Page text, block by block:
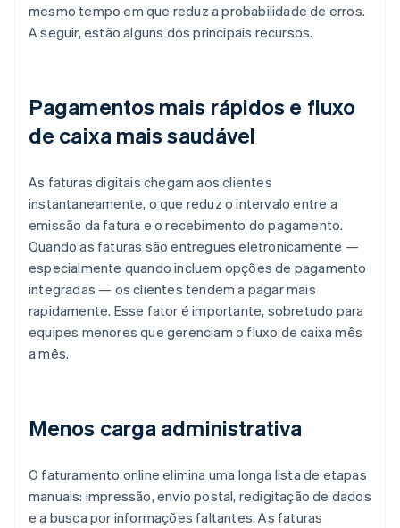
mesmo tempo em que reduz a probabilidade de erros.
A seguir, estão alguns dos principais recursos.
Pagamentos mais rápidos e fluxo
de caixa mais saudável
As faturas digitais chegam aos clientes
instantaneamente, o que reduz o intervalo entre a
emissão da fatura e o recebimento do pagamento.
Quando as faturas são entregues eletronicamente —
especialmente quando incluem opções de pagamento
integradas — os clientes tendem a pagar mais
rapidamente. Esse fator é importante, sobretudo para
equipes menores que gerenciam o fluxo de caixa mês
a mês.
Menos carga administrativa
O faturamento online elimina uma longa lista de etapas
manuais: impressão, envio postal, redigitação de dados
e a busca por informações faltantes. As faturas